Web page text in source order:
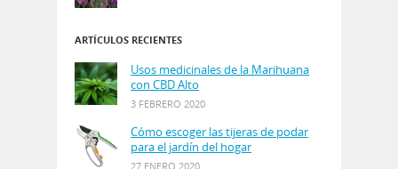
ARTÍCULOS RECIENTES
Usos medicinales de la Marihuana
con CBD Alto
3 FEBRERO 2020
Cómo escoger las tijeras de podar
para el jardín del hogar
27 ENERO 2020